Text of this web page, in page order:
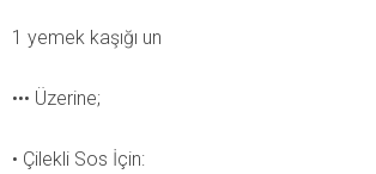
1 yemek kaşığı un
••• Üzerine;
• Çilekli Sos İçin: